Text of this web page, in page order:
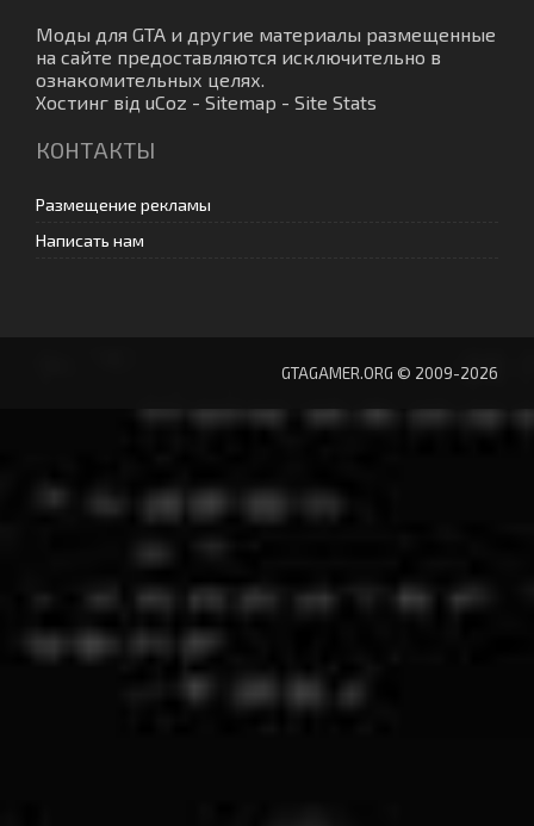
Моды для GTA и другие материалы размещенные
на сайте предоставляются исключительно в
ознакомительных целях.
Хостинг від uCoz - Sitemap - Site Stats
КОНТАКТЫ
Размещение рекламы
Написать нам
GTAGAMER.ORG © 2009-2026